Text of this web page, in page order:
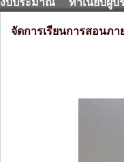
งบประมาณ ทำเนียบผู้บ
จัดการเรียนการสอนภา